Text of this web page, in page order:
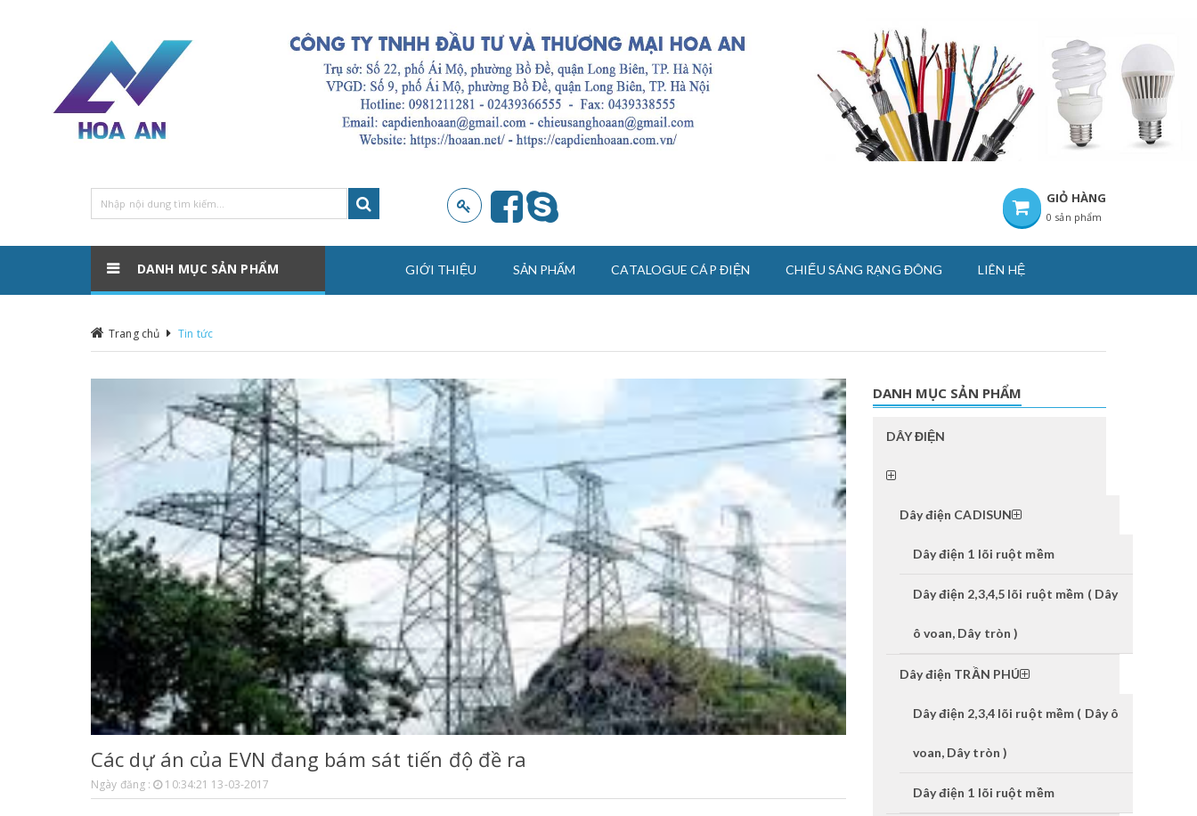
GIỎ HÀNG
0 sản phẩm
DANH MỤC SẢN PHẨM GIỚI THIỆU SẢN PHẨM CATALOGUE CÁP ĐIỆN CHIẾU SÁNG RẠNG ĐÔNG LIÊN HỆ
Trang chủ Tin tức
Các dự án của EVN đang bám sát tiến độ đề ra
Ngày đăng : 10:34:21 13-03-2017
DANH MỤC SẢN PHẨM
DÂY ĐIỆN
Dây điện CADISUN
Dây điện 1 lõi ruột mềm
Dây điện 2,3,4,5 lõi ruột mềm ( Dây
ô voan, Dây tròn )
Dây điện TRẦN PHÚ
Dây điện 2,3,4 lõi ruột mềm ( Dây ô
voan, Dây tròn )
Dây điện 1 lõi ruột mềm